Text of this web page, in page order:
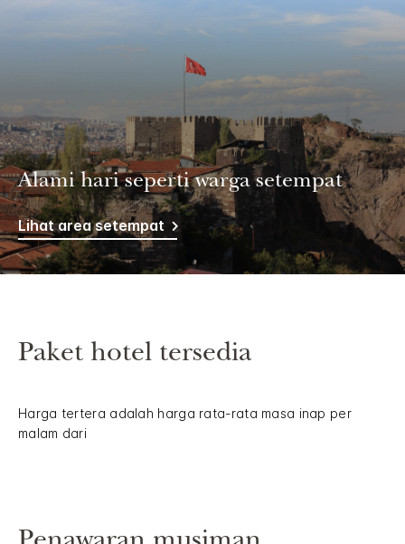
Alami hari seperti warga setempat
Lihat area setempat
Paket hotel tersedia
Harga tertera adalah harga rata-rata masa inap per
malam dari